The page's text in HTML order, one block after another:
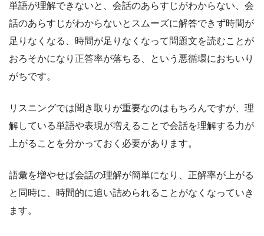
単語が理解できないと、会話のあらすじがわからない、会
話のあらすじがわからないとスムーズに解答できず時間が
足りなくなる、時間が足りなくなって問題文を読むことが
おろそかになり正答率が落ちる、という悪循環におちいり
がちです。
リスニングでは聞き取りが重要なのはもちろんですが、理
解している単語や表現が増えることで会話を理解する力が
上がることを分かっておく必要があります。
語彙を増やせば会話の理解が簡単になり、正解率が上がる
と同時に、時間的に追い詰められることがなくなっていき
ます。